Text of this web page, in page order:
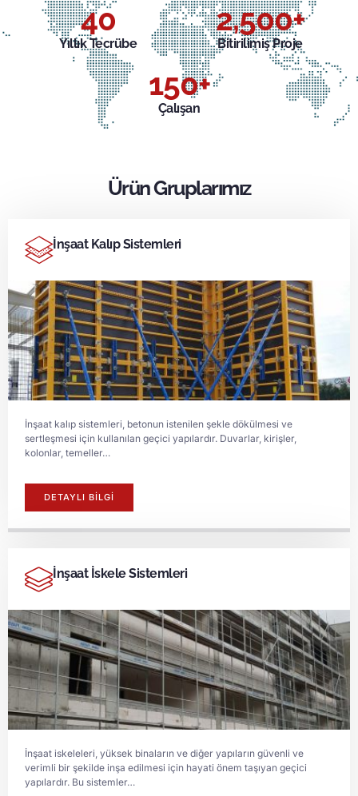
Yıllık Tecrübe
40
Bitirilimiş Proje
2,500+
Çalışan
150+
Ürün Gruplarımız
İnşaat Kalıp Sistemleri
İnşaat kalıp sistemleri, betonun istenilen şekle dökülmesi ve
sertleşmesi için kullanılan geçici yapılardır. Duvarlar, kirişler,
kolonlar, temeller…
DETAYLI BİLGİ
İnşaat İskele Sistemleri
İnşaat iskeleleri, yüksek binaların ve diğer yapıların güvenli ve
verimli bir şekilde inşa edilmesi için hayati önem taşıyan geçici
yapılardır. Bu sistemler…